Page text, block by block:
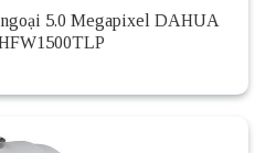
5.0 Megapixel DAHUA